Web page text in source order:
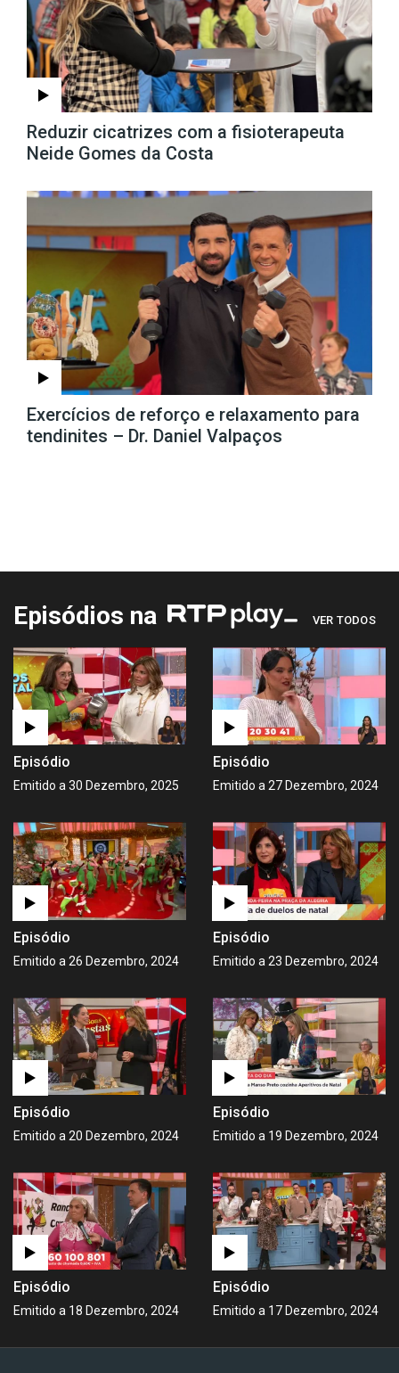
Reduzir cicatrizes com a fisioterapeuta
Neide Gomes da Costa
Exercícios de reforço e relaxamento para
tendinites – Dr. Daniel Valpaços
Episódios na VER TODOS
Episódio
Emitido a 30 Dezembro, 2025
Episódio
Emitido a 27 Dezembro, 2024
Episódio
Emitido a 26 Dezembro, 2024
Episódio
Emitido a 23 Dezembro, 2024
Episódio
Emitido a 20 Dezembro, 2024
Episódio
Emitido a 19 Dezembro, 2024
Episódio
Emitido a 18 Dezembro, 2024
Episódio
Emitido a 17 Dezembro, 2024